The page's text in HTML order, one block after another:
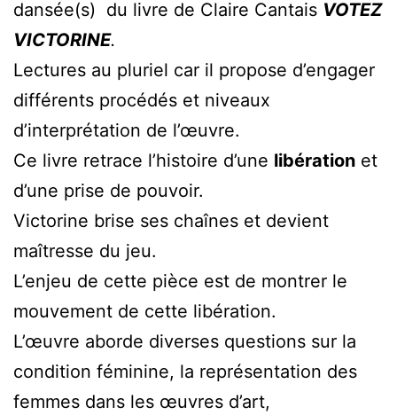
dansée(s) du livre de Claire Cantais VOTEZ
VICTORINE.
Lectures au pluriel car il propose d’engager
différents procédés et niveaux
d’interprétation de l’œuvre.
Ce livre retrace l’histoire d’une libération et
d’une prise de pouvoir.
Victorine brise ses chaînes et devient
maîtresse du jeu.
L’enjeu de cette pièce est de montrer le
mouvement de cette libération.
L’œuvre aborde diverses questions sur la
condition féminine, la représentation des
femmes dans les œuvres d’art,